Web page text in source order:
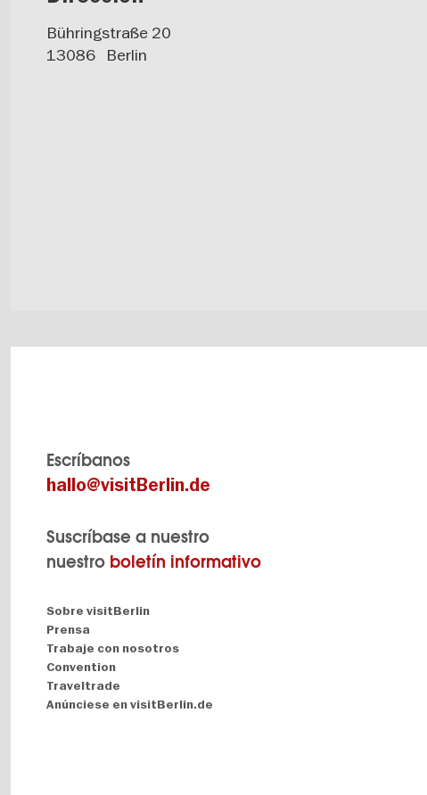
Bühringstraße 20
13086
Berlin
Escríbanos
hallo@visitBerlin.de
Suscríbase a nuestro
nuestro boletín informativo
Navigation:
About
Sobre visitBerlin
Prensa
Trabaje con nosotros
Convention
Traveltrade
Anúnciese en visitBerlin.de